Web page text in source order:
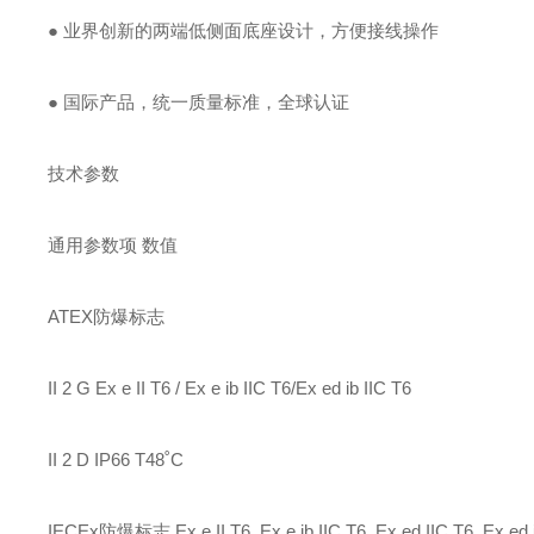
● 业界创新的两端低侧面底座设计，方便接线操作
● 国际产品，统一质量标准，全球认证
技术参数
通用参数项 数值
ATEX防爆标志
II 2 G Ex e II T6 / Ex e ib IIC T6/Ex ed ib IIC T6
II 2 D IP66 T48˚C